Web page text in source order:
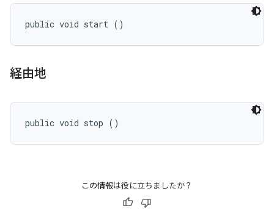
public void start ()
経由地
public void stop ()
この情報は役に立ちましたか？